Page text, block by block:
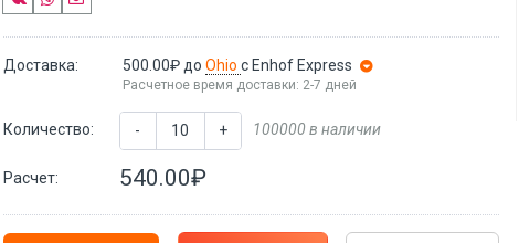
Доставка: 500.00₽ доOhioс Enhof Express
Расчетное время доставки: 2-7 дней
Количество: - + 100000 в наличии
Расчет: 540.00₽